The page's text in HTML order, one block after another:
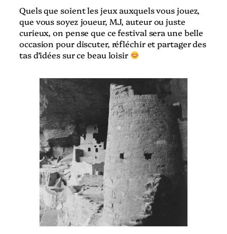
Quels que soient les jeux auxquels vous jouez,
que vous soyez joueur, MJ, auteur ou juste
curieux, on pense que ce festival sera une belle
occasion pour discuter, réfléchir et partager des
tas d’idées sur ce beau loisir